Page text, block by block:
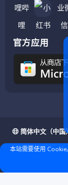
官方应用
简体中文（中国
❤ © Copyright
本站需要使用 Cookie